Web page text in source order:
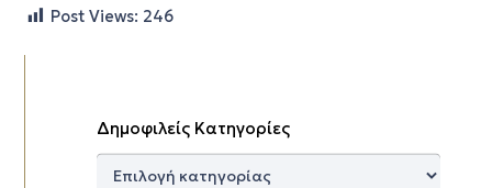
Post Views: 246
Δημοφιλείς Κατηγορίες
Δημοφιλείς